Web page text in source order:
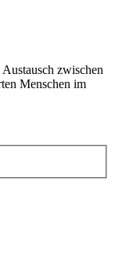
zwischen
Menschen im